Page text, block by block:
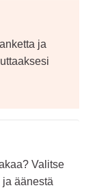
ja
Valitse
äänestä